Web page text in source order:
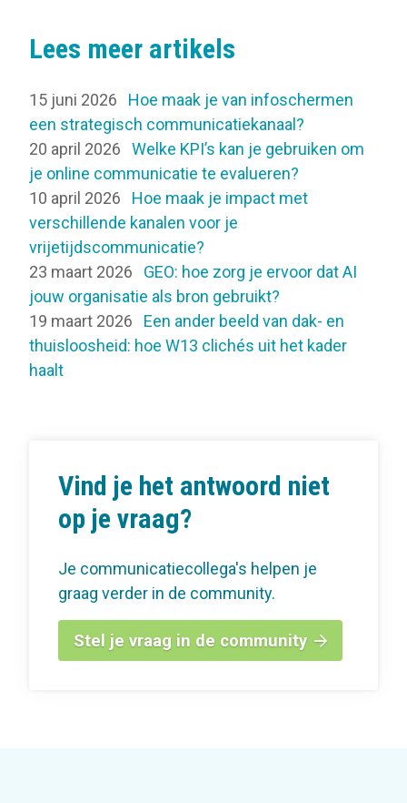
Lees meer artikels
15 juni 2026
Hoe maak je van infoschermen
een strategisch communicatiekanaal?
20 april 2026
Welke KPI’s kan je gebruiken om
je online communicatie te evalueren?
10 april 2026
Hoe maak je impact met
verschillende kanalen voor je
vrijetijdscommunicatie?
23 maart 2026
GEO: hoe zorg je ervoor dat AI
jouw organisatie als bron gebruikt?
19 maart 2026
Een ander beeld van dak- en
thuisloosheid: hoe W13 clichés uit het kader
haalt
Vind je het antwoord niet
op je vraag?
Je communicatiecollega's helpen je
graag verder in de community.
Stel je vraag in de community